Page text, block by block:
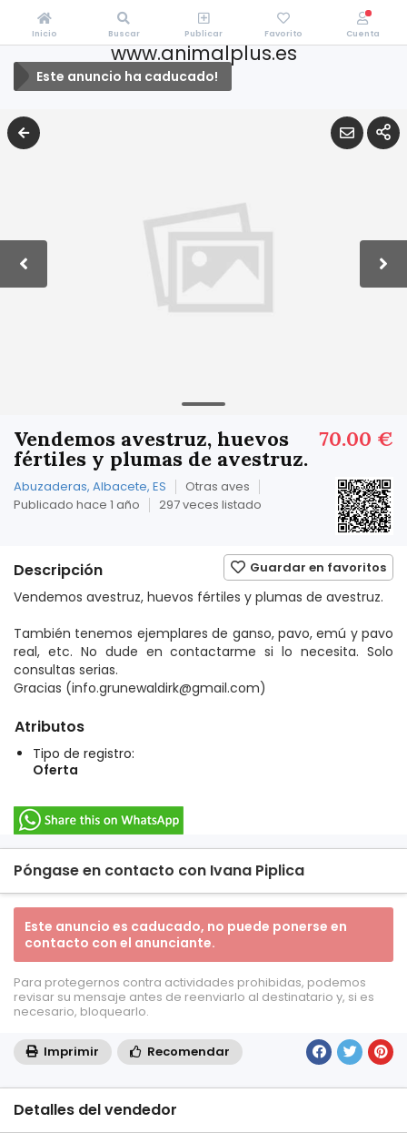
www.animalplus.es
Este anuncio ha caducado!
70.00 €
Vendemos avestruz, huevos
fértiles y plumas de avestruz.
Abuzaderas, Albacete, ES
Otras aves
Publicado hace 1 año
297 veces listado
Guardar en favoritos
Descripción
Vendemos avestruz, huevos fértiles y plumas de avestruz.
También tenemos ejemplares de ganso, pavo, emú y pavo
real, etc. No dude en contactarme si lo necesita. Solo
consultas serias.
Gracias (info.grunewaldirk@gmail.com)
Atributos
Tipo de registro:
Oferta
Póngase en contacto con Ivana Piplica
Este anuncio es caducado, no puede ponerse en
contacto con el anunciante.
Para protegernos contra actividades prohibidas, podemos
revisar su mensaje antes de reenviarlo al destinatario y, si es
necesario, bloquearlo.
Imprimir Recomendar
Detalles del vendedor
Inicio Buscar Publicar Favorito Cuenta